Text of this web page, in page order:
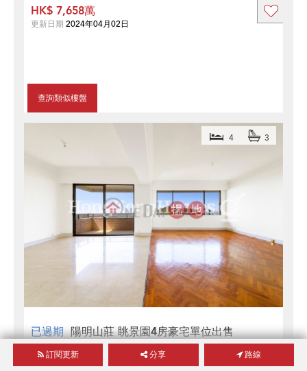
查詢類似樓盤
HK$ 7,658萬
更新日期 2024年04月02日
已過期 陽明山莊 眺景園4房豪宅單位出售
4 3
陽明山莊 眺景園
實用面積2,188
訂閱更新 分享 路線